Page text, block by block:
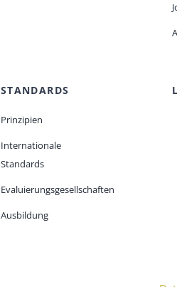
STANDARDS
Prinzipien
Internationale
Standards
Evaluierungsgesellschaften
Ausbildung